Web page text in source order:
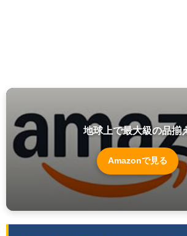
地球上で最大級の品揃
Amazonで見る